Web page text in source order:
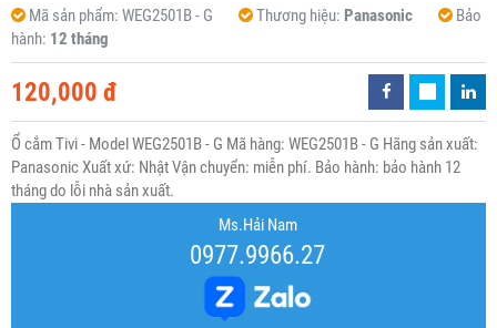
Mã sản phẩm: WEG2501B - G Thương hiệu: Panasonic
Bảo
hành: 12 tháng
120,000 đ
Ổ cắm Tivi - Model WEG2501B - G Mã hàng: WEG2501B - G Hãng sản xuất:
Panasonic Xuất xứ: Nhật Vận chuyển: miễn phí. Bảo hành: bảo hành 12
tháng do lỗi nhà sản xuất.
Ms.Hải Nam
0977.9966.27